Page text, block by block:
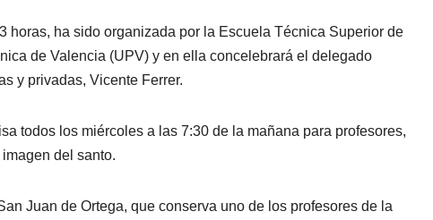
horas, ha sido organizada por la Escuela Técnica Superior de
de Valencia (UPV) y en ella concelebrará el delegado
y privadas, Vicente Ferrer.
todos los miércoles a las 7:30 de la mañana para profesores,
del santo.
Juan de Ortega, que conserva uno de los profesores de la